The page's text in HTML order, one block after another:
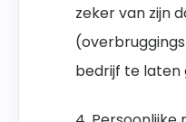
zeker van zijn
bedrijf te laten